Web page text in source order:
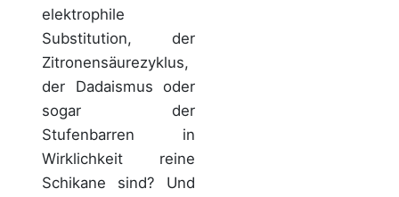
elektrophile
Substitution, der
Zitronensäurezyklus,
der Dadaismus oder
sogar der
Stufenbarren in
Wirklichkeit reine
Schikane sind? Und